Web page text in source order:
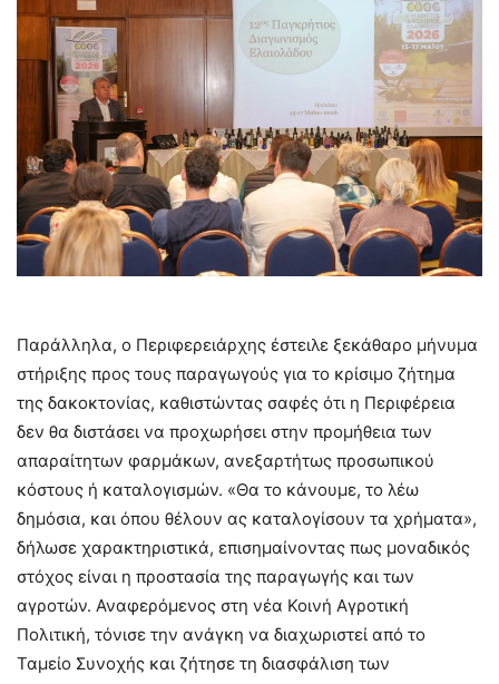
Παράλληλα, ο Περιφερειάρχης έστειλε ξεκάθαρο μήνυμα
στήριξης προς τους παραγωγούς για το κρίσιμο ζήτημα
της δακοκτονίας, καθιστώντας σαφές ότι η Περιφέρεια
δεν θα διστάσει να προχωρήσει στην προμήθεια των
απαραίτητων φαρμάκων, ανεξαρτήτως προσωπικού
κόστους ή καταλογισμών. «Θα το κάνουμε, το λέω
δημόσια, και όπου θέλουν ας καταλογίσουν τα χρήματα»,
δήλωσε χαρακτηριστικά, επισημαίνοντας πως μοναδικός
στόχος είναι η προστασία της παραγωγής και των
αγροτών. Αναφερόμενος στη νέα Κοινή Αγροτική
Πολιτική, τόνισε την ανάγκη να διαχωριστεί από το
Ταμείο Συνοχής και ζήτησε τη διασφάλιση των